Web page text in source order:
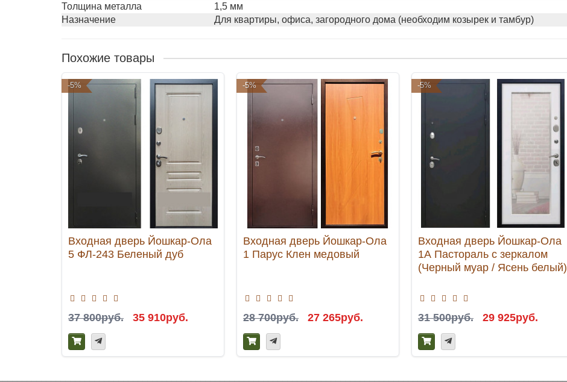
Толщина металла
1,5 мм
Назначение
Для квартиры, офиса, загородного дома (необходим козырек и тамбур)
Похожие товары
-5%
Входная дверь Йошкар-Ола
5 ФЛ-243 Беленый дуб
37 800руб. 35 910руб.
-5%
Входная дверь Йошкар-Ола
1 Парус Клен медовый
28 700руб. 27 265руб.
-5%
Входная дверь Йошкар-Ола
1А Пастораль с зеркалом
(Черный муар / Ясень белый)
31 500руб. 29 925руб.